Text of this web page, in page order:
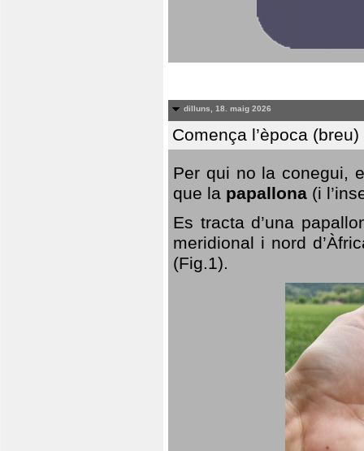
dilluns, 18. maig 2026
Comença l’època
Per qui no la conegui,
que la papallona (i
Es tracta d’una
meridional i nord
(Fig.1).